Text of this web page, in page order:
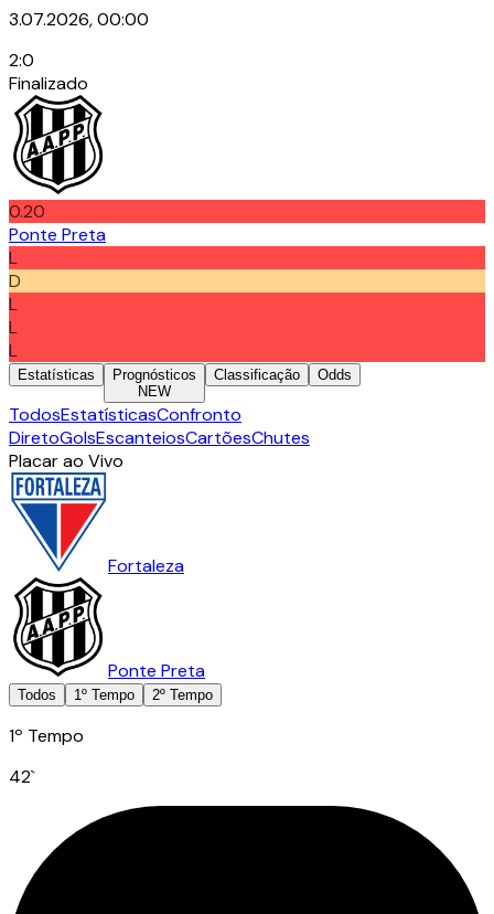
3.07.2026, 00:00
2:0
Finalizado
0.20
Ponte Preta
L
D
L
L
L
Estatísticas
Prognósticos
NEW
Classificação Odds
TodosEstatísticasConfronto
DiretoGolsEscanteiosCartõesChutes
Placar ao Vivo
Fortaleza
Ponte Preta
Todos 1º Tempo 2º Tempo
1º Tempo
42`